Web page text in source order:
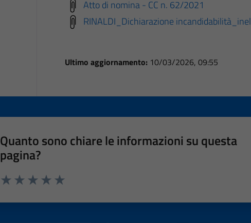
Atto di nomina - CC n. 62/2021
RINALDI_Dichiarazione
Ultimo aggiornamento: 10/03/2026, 09:55
Quanto sono chiare le informazioni su questa
pagina?